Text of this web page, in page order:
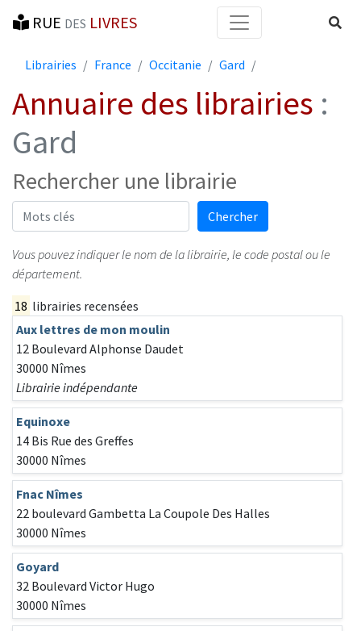
RUE DES LIVRES
Librairies France Occitanie Gard
Annuaire des librairies :
Gard
Rechercher une librairie
Mots-clés Chercher
Vous pouvez indiquer le nom de la librairie, le code postal ou le
département.
18 librairies recensées
Aux lettres de mon moulin
12 Boulevard Alphonse Daudet
30000 Nîmes
Librairie indépendante
Equinoxe
14 Bis Rue des Greffes
30000 Nîmes
Fnac Nîmes
22 boulevard Gambetta La Coupole Des Halles
30000 Nîmes
Goyard
32 Boulevard Victor Hugo
30000 Nîmes